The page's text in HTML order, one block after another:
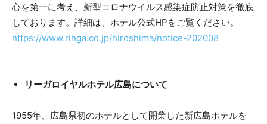
心を第一に考え、新型コロナウイルス感染症防止対策を徹底
しております。詳細は、ホテル公式HPをご覧ください。
https://www.rihga.co.jp/hiroshima/notice-202008
リーガロイヤルホテル広島について
1955年、広島県初のホテルとして開業した新広島ホテルを